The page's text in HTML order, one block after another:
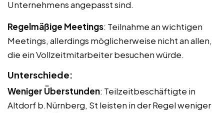
Unternehmens angepasst sind.
Regelmäßige Meetings: Teilnahme an wichtigen
Meetings, allerdings möglicherweise nicht an allen,
die ein Vollzeitmitarbeiter besuchen würde.
Unterschiede:
Weniger Überstunden: Teilzeitbeschäftigte in
Altdorf b.Nürnberg, St leisten in der Regel weniger